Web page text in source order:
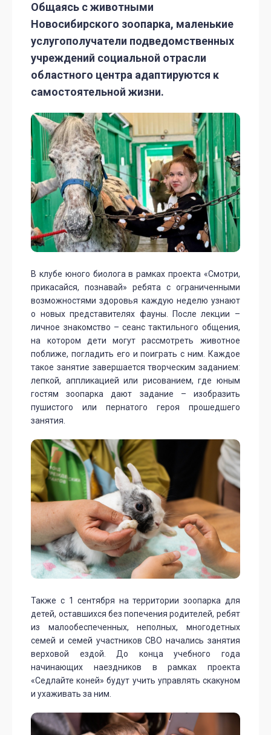
Общаясь с животными
Новосибирского зоопарка, маленькие
услугополучатели подведомственных
учреждений социальной отрасли
областного центра адаптируются к
самостоятельной жизни.
В клубе юного биолога в рамках проекта «Смотри,
прикасайся, познавай» ребята с ограниченными
возможностями здоровья каждую неделю узнают
о новых представителях фауны. После лекции –
личное знакомство – сеанс тактильного общения,
на котором дети могут рассмотреть животное
поближе, погладить его и поиграть с ним. Каждое
такое занятие завершается творческим заданием:
лепкой, аппликацией или рисованием, где юным
гостям зоопарка дают задание – изобразить
пушистого или пернатого героя прошедшего
занятия.
Также с 1 сентября на территории зоопарка для
детей, оставшихся без попечения родителей, ребят
из малообеспеченных, неполных, многодетных
семей и семей участников СВО начались занятия
верховой ездой. До конца учебного года
начинающих наездников в рамках проекта
«Седлайте коней» будут учить управлять скакуном
и ухаживать за ним.